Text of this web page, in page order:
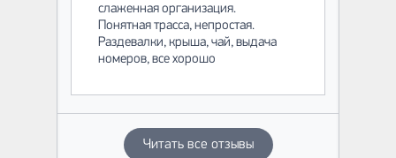
слаженная организация.
Понятная трасса, непростая.
Раздевалки, крыша, чай, выдача
номеров, все хорошо
Читать все отзывы